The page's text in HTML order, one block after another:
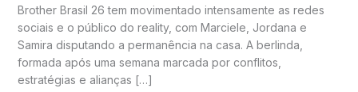
Brother Brasil 26 tem movimentado intensamente as redes
sociais e o público do reality, com Marciele, Jordana e
Samira disputando a permanência na casa. A berlinda,
formada após uma semana marcada por conflitos,
estratégias e alianças […]